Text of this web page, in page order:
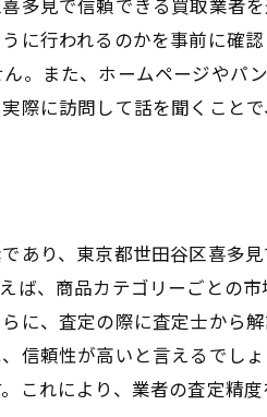
多見で信頼できる買取業者
行われるのかを事前に確認
。また、ホームページやパ
際に訪問して話を聞くこと
あり、東京都世田谷区喜多
ば、商品カテゴリーごとの市
に、査定の際に査定士から
信頼性が高いと言えるでし
これにより、業者の査定精